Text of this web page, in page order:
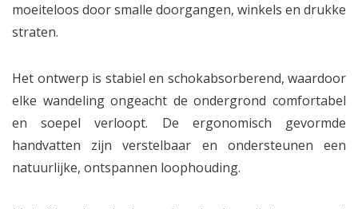
moeiteloos door smalle doorgangen, winkels en drukke
straten.
Het ontwerp is stabiel en schokabsorberend, waardoor
elke wandeling ongeacht de ondergrond comfortabel
en soepel verloopt. De ergonomisch gevormde
handvatten zijn verstelbaar en ondersteunen een
natuurlijke, ontspannen loophouding.